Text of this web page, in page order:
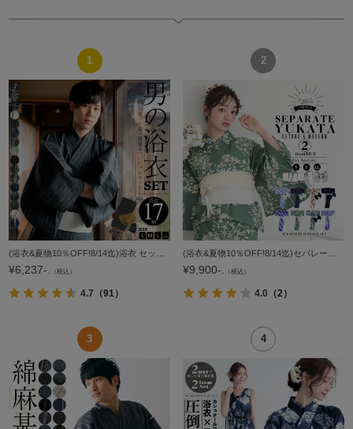
¥6,237-. （税込）
4.7 （91）
¥9,900-. （税込）
4.0 （2）